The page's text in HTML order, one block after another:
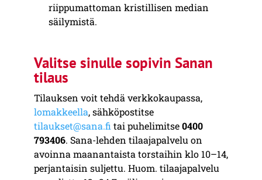
riippumattoman kristillisen median
säilymistä.
Valitse sinulle sopivin Sanan
tilaus
Tilauksen voit tehdä verkkokaupassa,
lomakkeella, sähköpostitse
tilaukset@sana.fi tai puhelimitse0400
793406. Sana-lehden tilaajapalvelu on
avoinna maanantaista torstaihin klo 10–14,
perjantaisin suljettu. Huom. tilaajapalvelu